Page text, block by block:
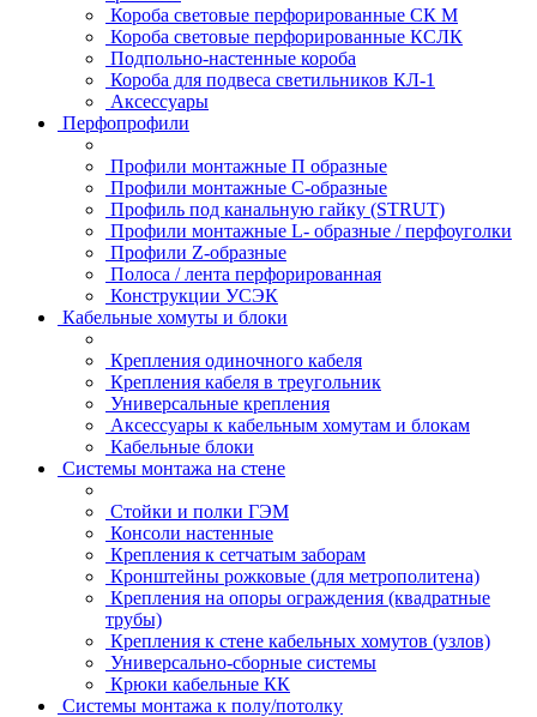
Короба световые перфорированные СК М
Короба световые перфорированные КСЛК
Подпольно-настенные короба
Короба для подвеса светильников КЛ-1
Аксессуары
Перфопрофили
Профили монтажные П образные
Профили монтажные C-образные
Профиль под канальную гайку (STRUT)
Профили монтажные L- образные / перфоуголки
Профили Z-образные
Полоса / лента перфорированная
Конструкции УСЭК
Кабельные хомуты и блоки
Крепления одиночного кабеля
Крепления кабеля в треугольник
Универсальные крепления
Аксессуары к кабельным хомутам и блокам
Кабельные блоки
Системы монтажа на стене
Стойки и полки ГЭМ
Консоли настенные
Крепления к сетчатым заборам
Кронштейны рожковые (для метрополитена)
Крепления на опоры ограждения (квадратные
трубы)
Крепления к стене кабельных хомутов (узлов)
Универсально-сборные системы
Крюки кабельные КК
Системы монтажа к полу/потолку